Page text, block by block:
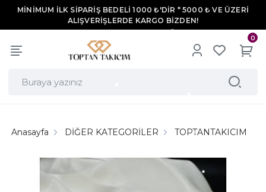
MİNİMUM İLK SİPARİŞ BEDELİ 1000 ₺'DİR * 5000 ₺ VE ÜZERİ
ALIŞVERİŞLERDE KARGO BİZDEN!
0
Anasayfa DİĞER KATEGORİLER TOPTANTAKICIM